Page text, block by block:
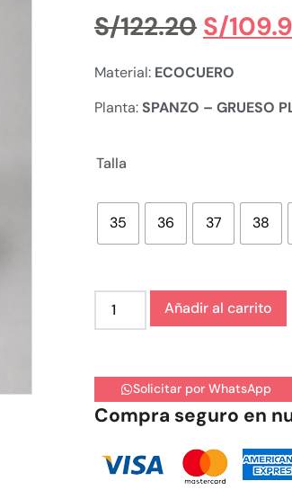
S/122.20 S/
Material: ECOCUERO
Planta:SPANZO – GRUESO
Talla
35 36 37 38
Añadir al carrito
Solicitar por WhatsApp
Compra seguro en